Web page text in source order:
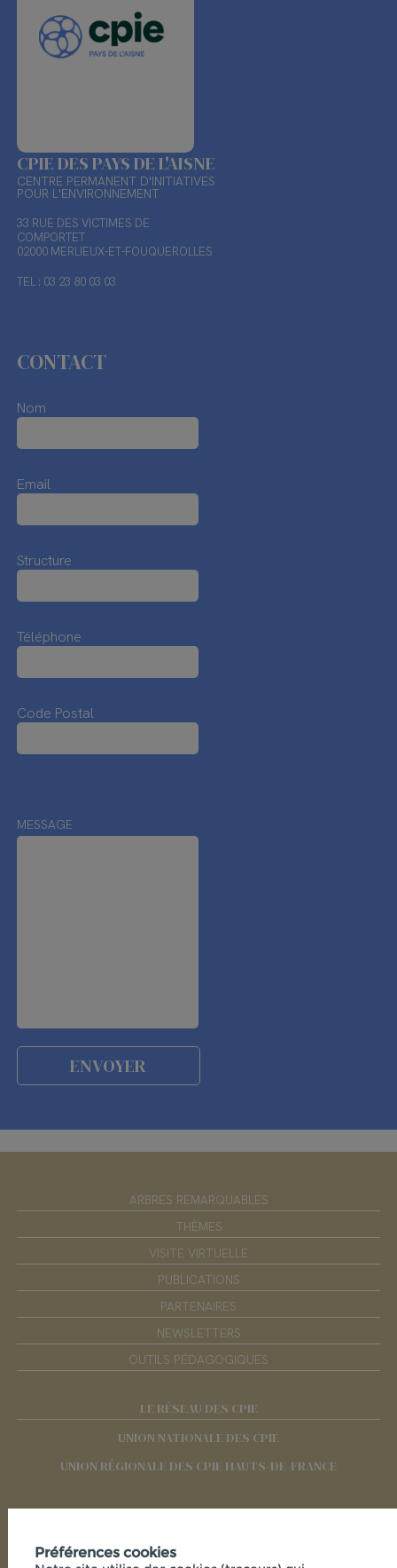
CPIE DES PAYS DE L'AISNE
CENTRE PERMANENT D'INITIATIVES
POUR L'ENVIRONNEMENT
33 RUE DES VICTIMES DE
COMPORTET
02000 MERLIEUX-ET-FOUQUEROLLES
TEL : 03 23 80 03 03
CONTACT
Nom
Email
Structure
Téléphone
Code Postal
MESSAGE
ARBRES REMARQUABLES
THÈMES
VISITE VIRTUELLE
PUBLICATIONS
PARTENAIRES
NEWSLETTERS
OUTILS PÉDAGOGIQUES
LE RÉSEAU DES CPIE
UNION NATIONALE DES CPIE
UNION RÉGIONALE DES CPIE HAUTS-DE-FRANCE
Préférences cookies